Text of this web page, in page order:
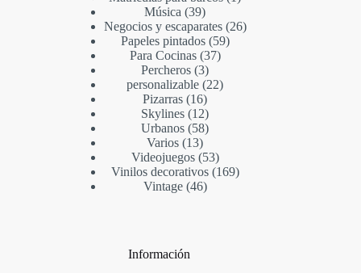
Música 39
Negocios y escaparates 26
Papeles pintados 59
Para Cocinas 37
Percheros 3
personalizable 22
Pizarras 16
Skylines 12
Urbanos 58
Varios 13
Videojuegos 53
Vinilos decorativos 169
Vintage 46
Información